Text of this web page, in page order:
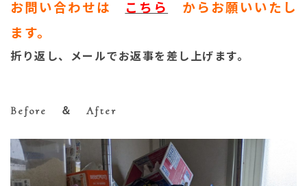
お問い合わせは こちら
からお願いいたし
ます。
折り返し、メールでお返事を差し上げます。
Before ＆ After